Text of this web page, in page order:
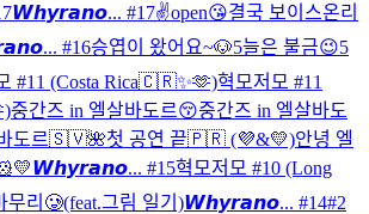
𝙒𝙝𝙮𝙧𝙖𝙣𝙤... #17✌️open😘결국 보이스온리
#16승엽이 왔어요~🐶5늘은 불금😉5
#11 (Costa Rica🇨🇷✨🫶)혁모저모 #11
중간즈 in 엘살바도르😚중간즈 in 엘살바도
도르🇸🇻🌺첫 공연 끝🇵🇷 (💜&💛)안녕 엘
𝙒𝙝𝙮𝙧𝙖𝙣𝙤... #15혁모저모 #10 (Long
무리🥲(feat.그림 일기)𝙒𝙝𝙮𝙧𝙖𝙣𝙤... #14#2